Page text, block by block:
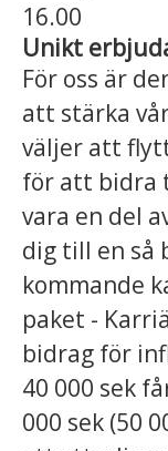
16.00
Unikt
För oss är
att stärka
väljer att
för att bidra
vara en del
dig till en så
kommande
paket -
bidrag för
40 000 sek
000 sek (50